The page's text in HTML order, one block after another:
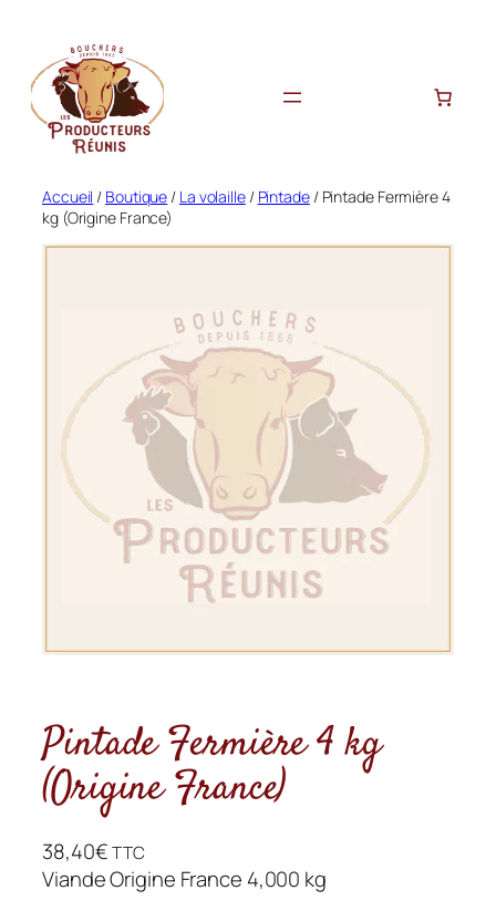
contenu
Accueil / Boutique / La volaille/ Pintade/ Pintade Fermière 4
kg (Origine France)
Pintade Fermière 4 kg
(Origine France)
38,40€ TTC
Viande Origine France 4,000 kg